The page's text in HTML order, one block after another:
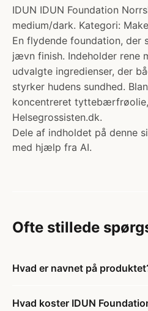
IDUN IDUN Foundation
medium/dark. Kategori:
En flydende foundation, der
jævn finish. Indeholder rene
udvalgte ingredienser, der
styrker hudens sundhed.
koncentreret
Helsegrossisten.dk.
Dele af indholdet på denne
med hjælp fra AI.
Ofte stillede
Hvad er navnet på
Hvad koster IDUN